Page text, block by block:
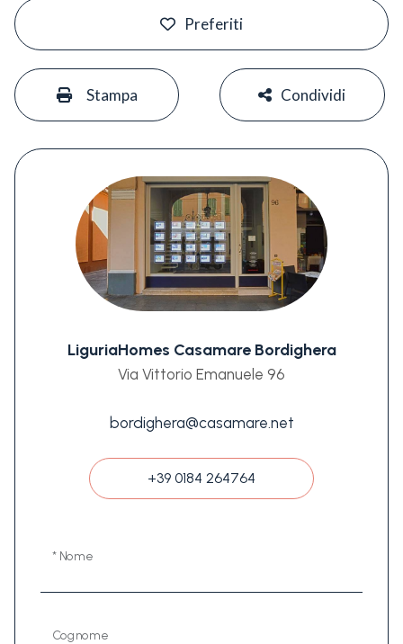
Preferiti
Stampa Condividi
LiguriaHomes Casamare Bordighera
Via Vittorio Emanuele 96
bordighera@casamare.net
+39 0184 264764
* Nome
Cognome